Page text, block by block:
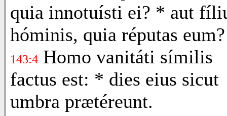
quia innotuísti ei? * aut
hóminis, quia réputas eum?
143:4 Homo vanitáti símilis
factus est: * dies eius sicut
umbra prætéreunt.